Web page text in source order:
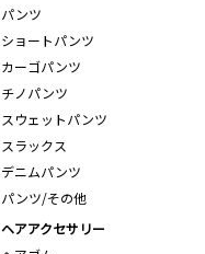
パンツ
ショートパンツ
カーゴパンツ
チノパンツ
スウェットパンツ
スラックス
デニムパンツ
パンツ/その他
ヘアアクセサリー